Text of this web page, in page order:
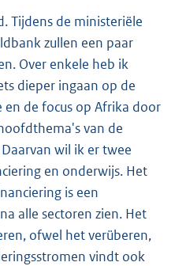
Tijdens de ministeriële
zullen een paar
Over enkele heb ik
dieper ingaan op de
de focus op Afrika door
van de
wil ik er twee
en onderwijs. Het
is een
alle sectoren zien. Het
ofwel het verüberen,
vindt ook